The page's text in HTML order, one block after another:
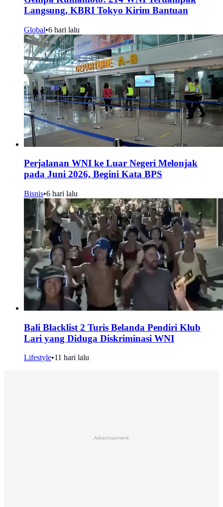
Langsung, KBRI Tokyo Kirim Bantuan
Global•6 hari lalu
Perjalanan WNI ke Luar Negeri Melonjak
pada Juni 2026, Begini Kata BPS
Bisnis•6 hari lalu
Bali Blacklist 2 Turis Belanda Pendiri Klub
Lari yang Diduga Diskriminasi WNI
Lifestyle•11 hari lalu
Advertisement